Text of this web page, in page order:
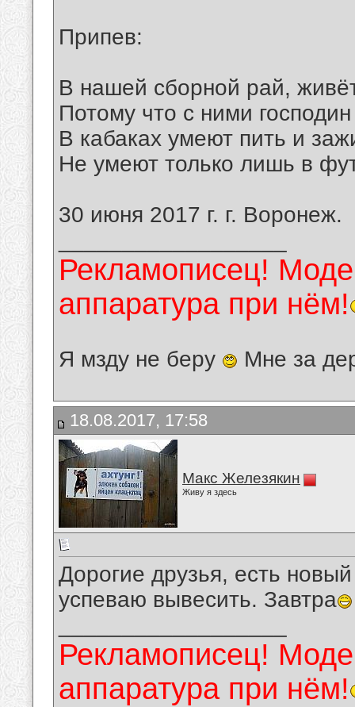
Припев:
В нашей сборной рай,
Потому что с ними
В кабаках умеют пить и
Не умеют только лишь в
30 июня 2017 г. г. Воронеж.
Рекламописец!
аппаратура при нём!
Я мзду не беру Мне за
18.08.2017, 17:58
Макс Железякин
Живу я здесь
Дорогие друзья, есть новый
успеваю вывесить. Завтра
Рекламописец!
аппаратура при нём!